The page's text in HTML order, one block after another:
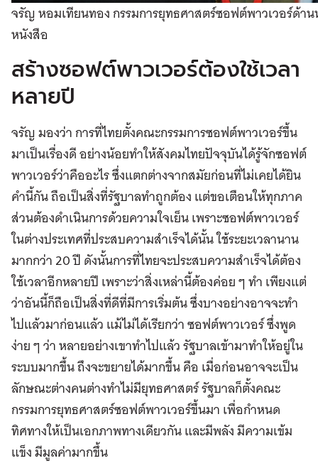
จรัญ หอมเทียนทอง กรรมการยุทธศาสตร์ซอฟต์พาวเวอร์ด้
หนังสือ
สร้างซอฟต์พาวเวอร์ต้องใช้เวลา
หลายปี
จรัญ มองว่า การที่ไทยตั้งคณะกรรมการซอฟต์พาวเวอร์ขึ้น
มาเป็นเรื่องดี อย่างน้อยทำให้สังคมไทยปัจจุบันได้รู้จักซอฟต์
พาวเวอร์ว่าคืออะไร ซึ่งแตกต่างจากสมัยก่อนที่ไม่เคยได้ยิน
คำนี้กัน ถือเป็นสิ่งที่รัฐบาลทำถูกต้อง แต่ขอเตือนให้ทุกภาค
ส่วนต้องดำเนินการด้วยความใจเย็น เพราะซอฟต์พาวเวอร์
ในต่างประเทศที่ประสบความสำเร็จได้นั้น ใช้ระยะเวลานาน
มากกว่า 20 ปี ดังนั้นการที่ไทยจะประสบความสำเร็จได้ต้อง
ใช้เวลาอีกหลายปี เพราะว่าสิ่งเหล่านี้ต้องค่อย ๆ ทำ เพียงแต่
ว่าอันนี้ก็ถือเป็นสิ่งที่ดีที่มีการเริ่มต้น ซึ่งบางอย่างอาจจะทำ
ไปแล้วมาก่อนแล้ว แม้ไม่ได้เรียกว่า ซอฟต์พาวเวอร์ ซึ่งพูด
ง่าย ๆ ว่า หลายอย่างเขาทำไปแล้ว รัฐบาลเข้ามาทำให้อยู่ใน
ระบบมากขึ้น ถึงจะขยายได้มากขึ้น คือ เมื่อก่อนอาจจะเป็น
ลักษณะต่างคนต่างทำไม่มียุทธศาสตร์ รัฐบาลก็ตั้งคณะ
กรรมการยุทธศาสตร์ซอฟต์พาวเวอร์ขึ้นมา เพื่อกำหนด
ทิศทางให้เป็นเอกภาพทางเดียวกัน และมีพลัง มีความเข้ม
แข็ง มีมูลค่ามากขึ้น